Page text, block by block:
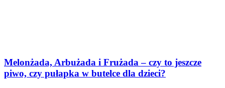
Melonżada, Arbużada i Frużada – czy to jeszcze
piwo, czy pułapka w butelce dla dzieci?